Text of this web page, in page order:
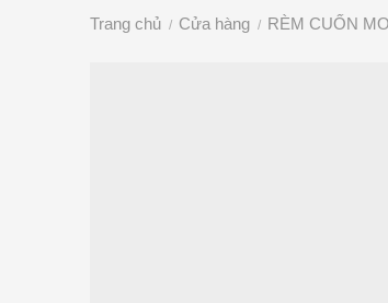
Trang chủ / Cửa hàng / RÈM CUỐN